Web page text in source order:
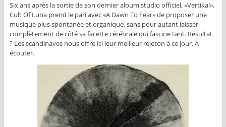
Six ans après la sortie de son dernier album studio officiel, «Vertikal»,
Cult Of Luna prend le pari avec «A Dawn To Fear» de proposer une
musique plus spontanée et organique, sans pour autant laisser
complètement de côté sa facette cérébrale qui fascine tant. Résultat
? Les scandinaves nous offre ici leur meilleur rejeton à ce jour. A
écouter.